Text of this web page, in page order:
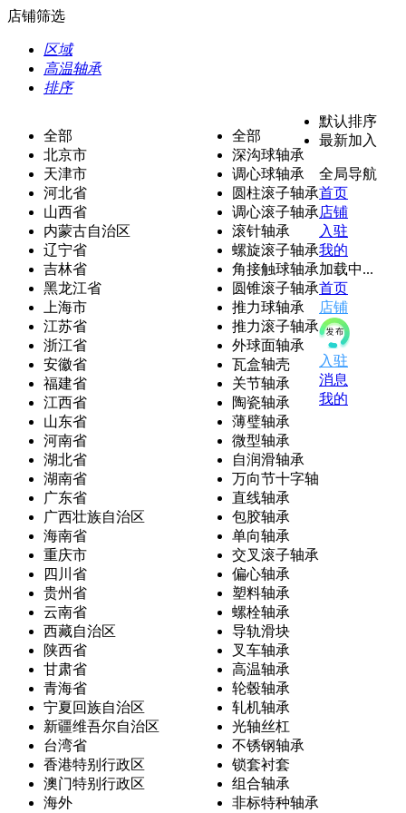
店铺筛选
区域
高温轴承
排序
全部
北京市
天津市
河北省
山西省
内蒙古自治区
辽宁省
吉林省
黑龙江省
上海市
江苏省
浙江省
安徽省
福建省
江西省
山东省
河南省
湖北省
湖南省
广东省
广西壮族自治区
海南省
重庆市
四川省
贵州省
云南省
西藏自治区
陕西省
甘肃省
青海省
宁夏回族自治区
新疆维吾尔自治区
台湾省
香港特别行政区
澳门特别行政区
海外
全部
深沟球轴承
调心球轴承
圆柱滚子轴承
调心滚子轴承
滚针轴承
螺旋滚子轴承
角接触球轴承
圆锥滚子轴承
推力球轴承
推力滚子轴承
外球面轴承
瓦盒轴壳
关节轴承
陶瓷轴承
薄璧轴承
微型轴承
自润滑轴承
万向节十字轴
直线轴承
包胶轴承
单向轴承
交叉滚子轴承
偏心轴承
塑料轴承
螺栓轴承
导轨滑块
叉车轴承
高温轴承
轮毂轴承
轧机轴承
光轴丝杠
不锈钢轴承
锁套衬套
组合轴承
非标特种轴承
默认排序
最新加入
全局导航
首页
店铺
入驻
我的
加载中...
首页
店铺
入驻
消息
我的